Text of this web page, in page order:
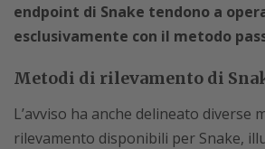
endpoint di Snake tendono a
esclusivamente con il metodo
Metodi di rilevamento di
L’avviso ha anche delineato diverse
rilevamento disponibili per Snake,